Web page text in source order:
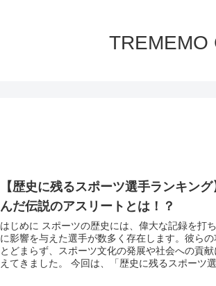
TREMEMO
【歴史に残るスポーツ選手ランキン
んだ伝説のアスリートとは！？
はじめに スポーツの歴史には、偉大な記録を打
に影響を与えた選手が数多く存在します。彼ら
とどまらず、スポーツ文化の発展や社会への貢
えてきました。 今回は、「歴史に残るスポーツ選